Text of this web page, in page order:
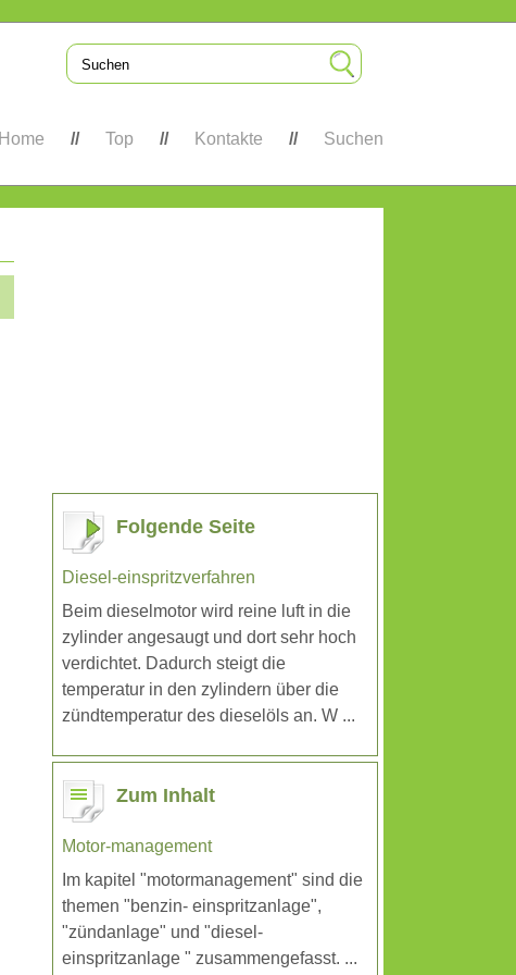
Home Top Kontakte Suchen
Folgende Seite
Diesel-einspritzverfahren
Beim dieselmotor wird reine luft in die
zylinder angesaugt und dort sehr hoch
verdichtet. Dadurch steigt die
temperatur in den zylindern über die
zündtemperatur des dieselöls an. W ...
Zum Inhalt
Motor-management
Im kapitel "motormanagement" sind die
themen "benzin- einspritzanlage",
"zündanlage" und "diesel-
einspritzanlage " zusammengefasst. ...